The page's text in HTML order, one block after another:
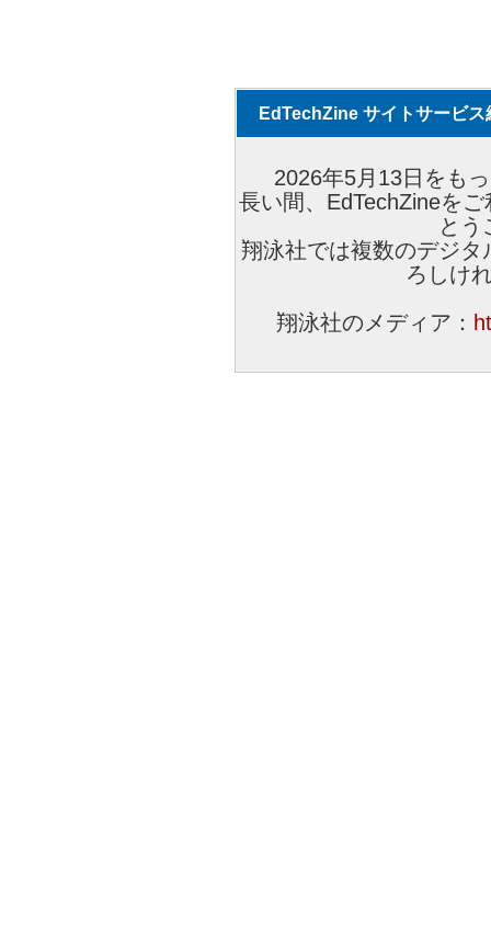
EdTechZine サイトサービス
2026年5月13日をも
長い間、EdTechZineを
とう
翔泳社では複数のデジ
ろしけ
翔泳社のメディア：